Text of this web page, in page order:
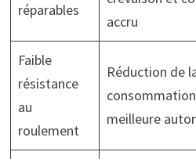
réparables
accru
Faible
résistance
au
roulement
Réduction de
meilleure